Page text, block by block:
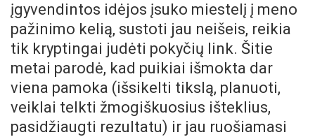
įgyvendintos idėjos įsuko miestelį į meno
pažinimo kelią, sustoti jau neišeis, reikia
tik kryptingai judėti pokyčių link. Šitie
metai parodė, kad puikiai išmokta dar
viena pamoka (išsikelti tikslą, planuoti,
veiklai telkti žmogiškuosius išteklius,
pasidžiaugti rezultatu) ir jau ruošiamasi